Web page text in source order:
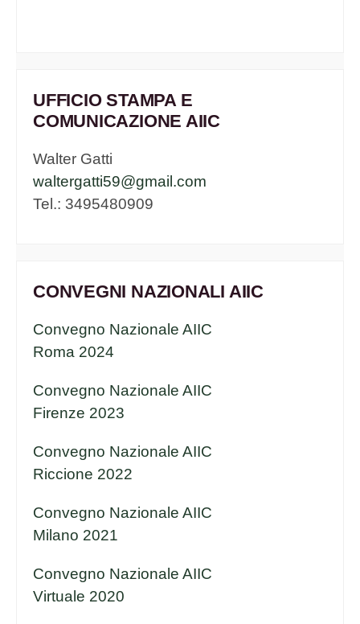
UFFICIO STAMPA E
COMUNICAZIONE AIIC
Walter Gatti
waltergatti59@gmail.com
Tel.: 3495480909
CONVEGNI NAZIONALI AIIC
Convegno Nazionale AIIC
Roma 2024
Convegno Nazionale AIIC
Firenze 2023
Convegno Nazionale AIIC
Riccione 2022
Convegno Nazionale AIIC
Milano 2021
Convegno Nazionale AIIC
Virtuale 2020